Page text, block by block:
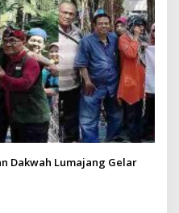
Dakwah Lumajang Gelar